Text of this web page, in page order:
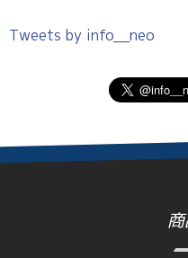
Tweets by info__neo